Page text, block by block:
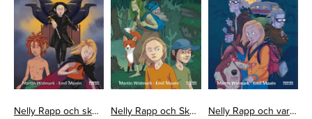
Nelly Rapp och skolan för högre magi
Nelly Rapp och Skogsfrun
Nelly Rapp och varulvarna